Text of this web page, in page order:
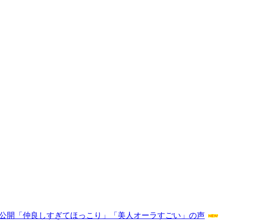
開「仲良しすぎてほっこり」「美人オーラすごい」の声